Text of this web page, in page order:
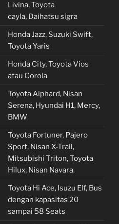
Livina, Toyota
cayla, Daihatsu sigra
Honda Jazz, Suzuki Swift,
Toyota Yaris
Honda City, Toyota Vios
atau Corola
Toyota Alphard, Nisan
Serena, Hyundai H1, Mercy,
BMW
Toyota Fortuner, Pajero
Sport, Nisan X-Trail,
Mitsubishi Triton, Toyota
Hilux, Nisan Navara.
Toyota Hi Ace, Isuzu Elf, Bus
dengan kapasitas 20
sampai 58 Seats